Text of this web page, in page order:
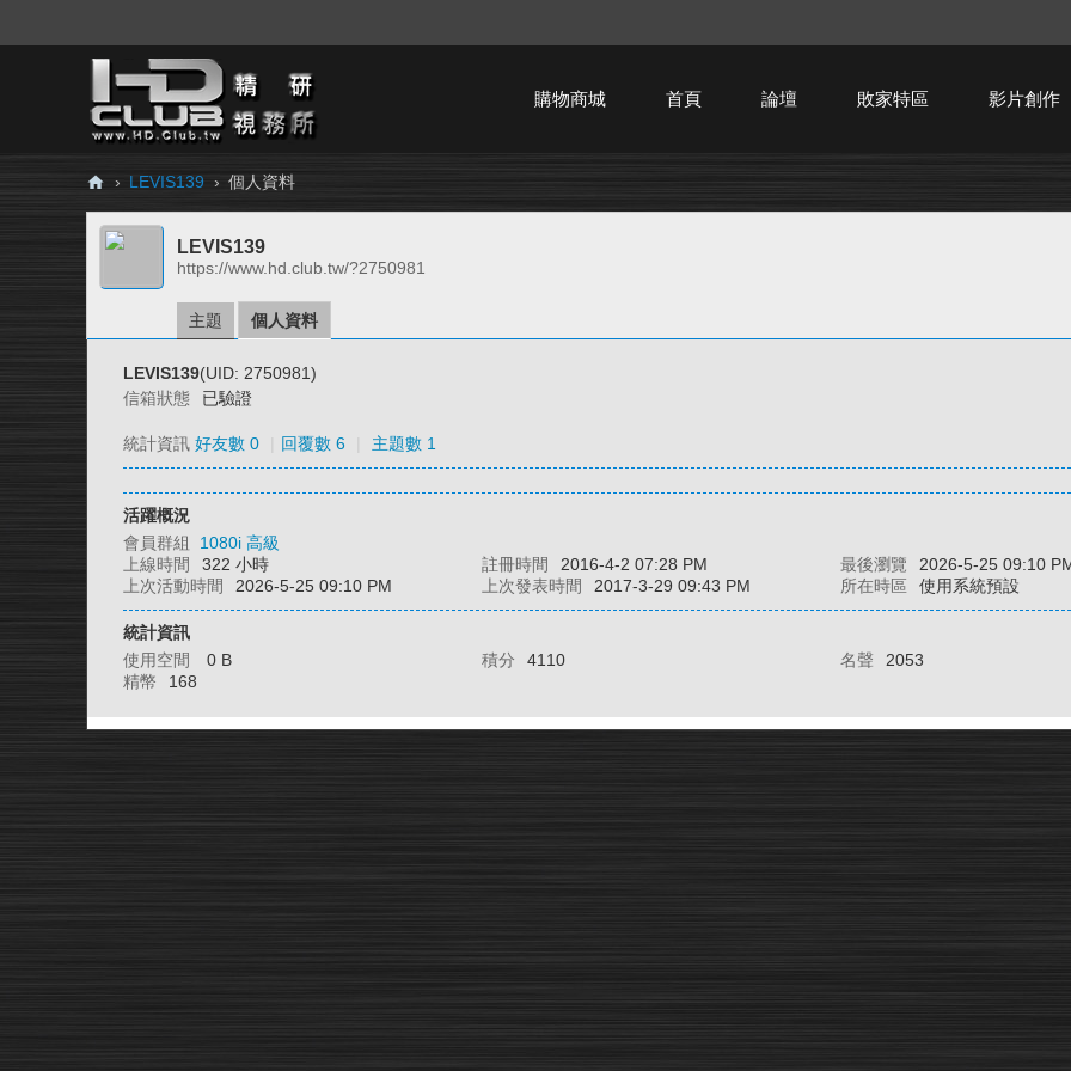
購物商城 首頁 論壇 敗家特區 影片創作
H
Cl
› LEVIS139 › 個人資料
LEVIS139
https://www.hd.club.tw/?2750981
主題 個人資料
LEVIS139(UID: 2750981)
信箱狀態
已驗證
統計資訊 好友數 0 回覆數 6 主題數 1
活躍概況
會員群組 1080i 高級
上線時間
322 小時 註冊時間 2016-4-2 07:28 PM 最後瀏覽
2026-5-25 09:10
上次活動時間
2026-5-25 09:10 PM 上次發表時間 2017-3-29 09:43 PM 所在時區 使用系統預設
統計資訊
使用空間
0 B 積分 4110 名聲
2053
精幣
168